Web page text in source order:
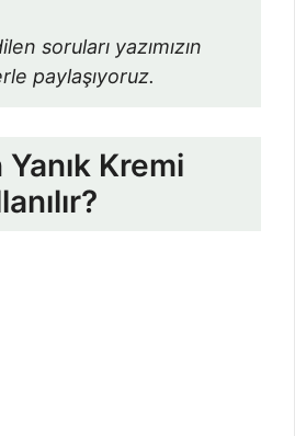
soruları yazımızın
paylaşıyoruz.
Kremi